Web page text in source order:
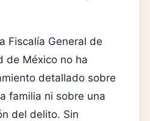
Fiscalía General de
de México no ha
detallado sobre
familia ni sobre una
del delito. Sin